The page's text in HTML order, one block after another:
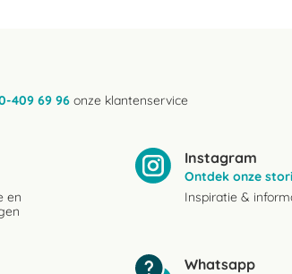
409 69 96 onze klantenservice
en
Instagram
Ontdek onze
Inspiratie &
Whatsapp